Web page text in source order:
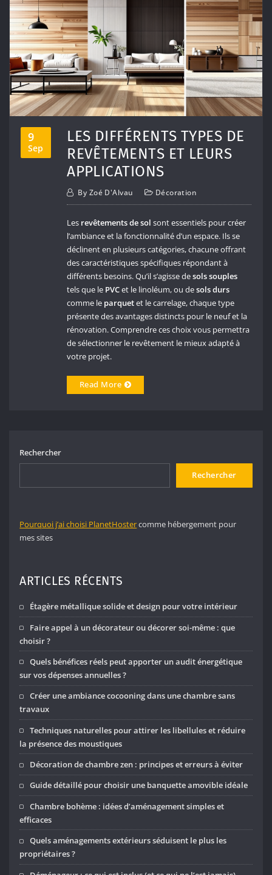
9
Sep
LES DIFFÉRENTS TYPES DE
REVÊTEMENTS ET LEURS
APPLICATIONS
By Zoé D'Alvau Décoration
Les revêtements de sol sont essentiels pour créer
l’ambiance et la fonctionnalité d’un espace. Ils se
déclinent en plusieurs catégories, chacune offrant
des caractéristiques spécifiques répondant à
différents besoins. Qu’il s’agisse desols souples
tels que le PVCet le linoléum, ou desols durs
comme le parquetet le carrelage, chaque type
présente des avantages distincts pour le neuf et la
rénovation. Comprendre ces choix vous permettra
de sélectionner le revêtement le mieux adapté à
votre projet.
Read More
Rechercher
Rechercher
Pourquoi j’ai choisi PlanetHostercomme hébergement pour
mes sites
ARTICLES RÉCENTS
Étagère métallique solide et design pour votre intérieur
Faire appel à un décorateur ou décorer soi-même : que
choisir ?
Quels bénéfices réels peut apporter un audit énergétique
sur vos dépenses annuelles ?
Créer une ambiance cocooning dans une chambre sans
travaux
Techniques naturelles pour attirer les libellules et réduire
la présence des moustiques
Décoration de chambre zen : principes et erreurs à éviter
Guide détaillé pour choisir une banquette amovible idéale
Chambre bohème : idées d’aménagement simples et
efficaces
Quels aménagements extérieurs séduisent le plus les
propriétaires ?